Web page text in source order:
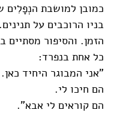
כמובן למושבת
בניו הרוכבים על
הזמן. והסיפור
כל אחת בנפרד:
"אני המבוגר היחיד כאן.
הם חיכו לי.
הם קוראים לי אבא".